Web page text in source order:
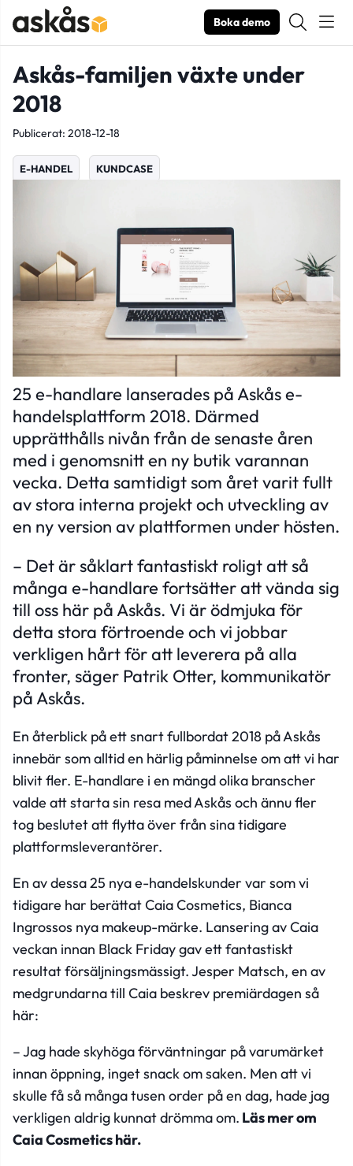
Boka demo
Askås-familjen växte under
2018
Publicerat: 2018-12-18
E-HANDEL KUNDCASE
25 e-handlare lanserades på Askås e-
handelsplattform 2018. Därmed
upprätthålls nivån från de senaste åren
med i genomsnitt en ny butik varannan
vecka. Detta samtidigt som året varit fullt
av stora interna projekt och utveckling av
en ny version av plattformen under hösten.
– Det är såklart fantastiskt roligt att så
många e-handlare fortsätter att vända sig
till oss här på Askås. Vi är ödmjuka för
detta stora förtroende och vi jobbar
verkligen hårt för att leverera på alla
fronter, säger Patrik Otter, kommunikatör
på Askås.
En återblick på ett snart fullbordat 2018 på Askås
innebär som alltid en härlig påminnelse om att vi har
blivit fler. E-handlare i en mängd olika branscher
valde att starta sin resa med Askås och ännu fler
tog beslutet att flytta över från sina tidigare
plattformsleverantörer.
En av dessa 25 nya e-handelskunder var som vi
tidigare har berättat Caia Cosmetics, Bianca
Ingrossos nya makeup-märke. Lansering av Caia
veckan innan Black Friday gav ett fantastiskt
resultat försäljningsmässigt. Jesper Matsch, en av
medgrundarna till Caia beskrev premiärdagen så
här:
– Jag hade skyhöga förväntningar på varumärket
innan öppning, inget snack om saken. Men att vi
skulle få så många tusen order på en dag, hade jag
verkligen aldrig kunnat drömma om. Läs mer om
Caia Cosmetics här.